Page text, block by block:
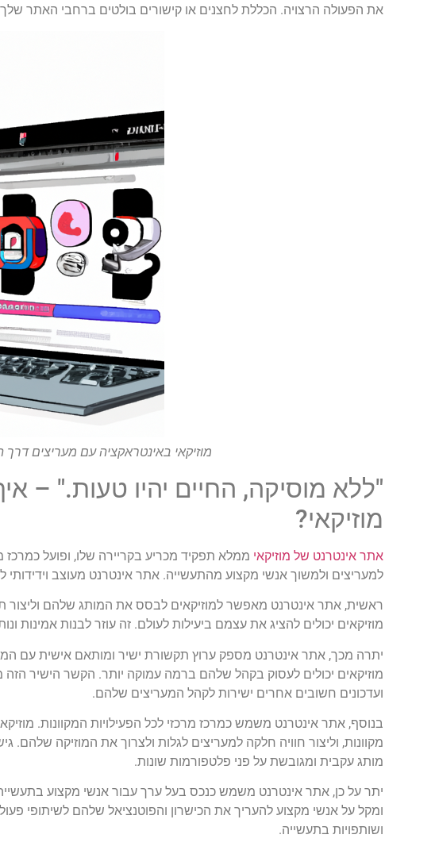
את הפעולה הרצויה. הכללת לחצנים או קישורים בולטים ברחבי האתר
מוזיקאי באינטראקציה עם מעריצים
"ללא מוסיקה, החיים יהיו טעות." –
מוזיקאי?
אתר אינטרנט של מוזיקאי ממלא תפקיד מכריע בקריירה שלו, ופועל
למעריצים ולמשוך אנשי מקצוע מהתעשייה. אתר אינטרנט מעוצב
ראשית, אתר אינטרנט מאפשר למוזיקאים לבסס את המותג שלהם וליצור
מוזיקאים יכולים להציג את עצמם ביעילות לעולם. זה עוזר לבנות
יתרה מכך, אתר אינטרנט מספק ערוץ תקשורת ישיר ומותאם אישית עם
מוזיקאים יכולים לעסוק בקהל שלהם ברמה עמוקה יותר. הקשר הישיר
ועדכונים חשובים אחרים ישירות לקהל המעריצים שלהם.
בנוסף, אתר אינטרנט משמש כמרכז מרכזי לכל הפעילויות המקוונות.
מקוונות, וליצור חוויה חלקה למעריצים לגלות ולצרוך את המוזיקה
מותג עקבית ומגובשת על פני פלטפורמות שונות.
יתר על כן, אתר אינטרנט משמש כנכס בעל ערך עבור אנשי מקצוע בתעשייה
ומקל על אנשי מקצוע להעריך את הכישרון והפוטנציאל שלהם לשיתופי
ושותפויות בתעשייה.